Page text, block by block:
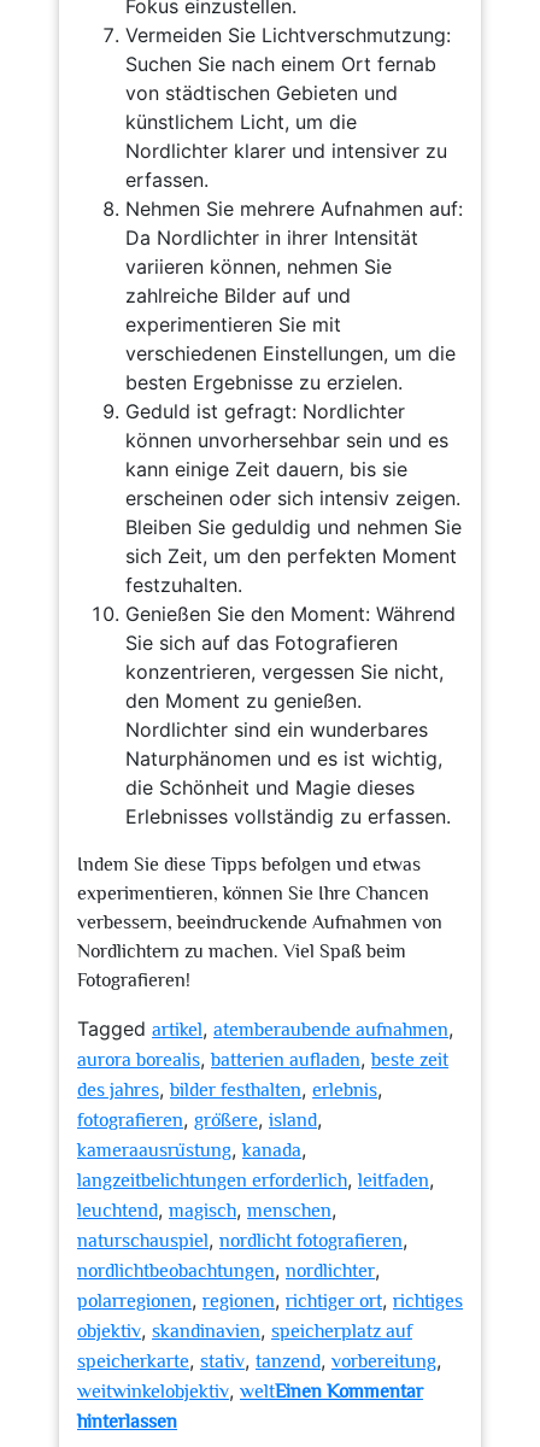
Fokus einzustellen.
Vermeiden Sie Lichtverschmutzung:
Suchen Sie nach einem Ort fernab
von städtischen Gebieten und
künstlichem Licht, um die
Nordlichter klarer und intensiver zu
erfassen.
Nehmen Sie mehrere Aufnahmen auf:
Da Nordlichter in ihrer Intensität
variieren können, nehmen Sie
zahlreiche Bilder auf und
experimentieren Sie mit
verschiedenen Einstellungen, um die
besten Ergebnisse zu erzielen.
Geduld ist gefragt: Nordlichter
können unvorhersehbar sein und es
kann einige Zeit dauern, bis sie
erscheinen oder sich intensiv zeigen.
Bleiben Sie geduldig und nehmen Sie
sich Zeit, um den perfekten Moment
festzuhalten.
Genießen Sie den Moment: Während
Sie sich auf das Fotografieren
konzentrieren, vergessen Sie nicht,
den Moment zu genießen.
Nordlichter sind ein wunderbares
Naturphänomen und es ist wichtig,
die Schönheit und Magie dieses
Erlebnisses vollständig zu erfassen.
Indem Sie diese Tipps befolgen und etwas
experimentieren, können Sie Ihre Chancen
verbessern, beeindruckende Aufnahmen von
Nordlichtern zu machen. Viel Spaß beim
Fotografieren!
Tagged artikel, atemberaubende aufnahmen,
aurora borealis,batterien aufladen,beste zeit
des jahres,bilder festhalten, erlebnis,
fotografieren, größere, island,
kameraausrüstung,kanada,
langzeitbelichtungen erforderlich,leitfaden,
leuchtend, magisch, menschen,
naturschauspiel, nordlicht fotografieren,
nordlichtbeobachtungen, nordlichter,
polarregionen, regionen, richtiger ort, richtiges
objektiv, skandinavien, speicherplatz auf
speicherkarte, stativ, tanzend, vorbereitung,
weitwinkelobjektiv, weltEinen Kommentar
hinterlassenzu